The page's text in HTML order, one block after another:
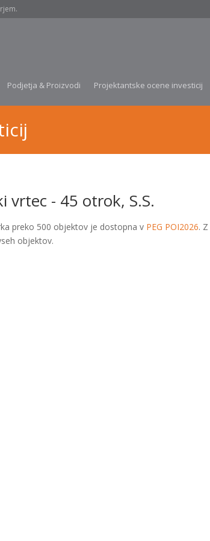
Podjetja & Proizvodi Projektantske ocene investicij
vrtec - 45 otrok, S.S.
preko 500 objektov je dostopna v PEG POI2026. Z
objektov.